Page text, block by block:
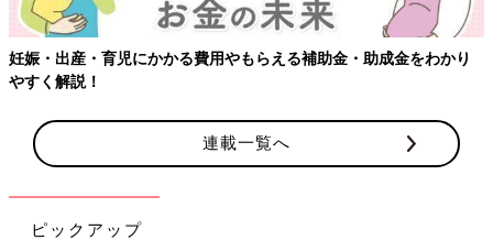
妊娠・出産・育児にかかる費用やもらえる補助金・助成金をわかり
やすく解説！
連載一覧へ
ピックアップ